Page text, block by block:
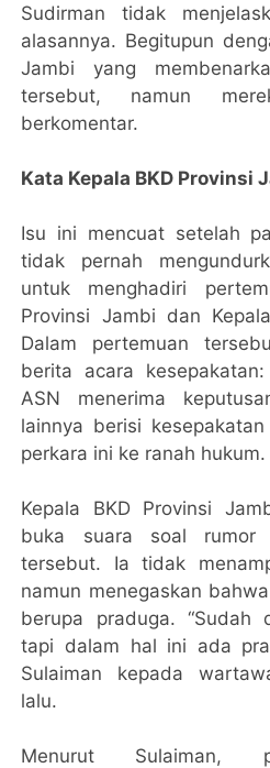
Sudirman tidak
alasannya. Begitupun
Jambi yang
tersebut, namun
berkomentar.
Kata Kepala BKD Provinsi
Isu ini mencuat setelah
tidak pernah
untuk menghadiri
Provinsi Jambi dan
Dalam pertemuan
berita acara
ASN menerima
lainnya berisi
perkara ini ke ranah hukum.
Kepala BKD Provinsi
buka suara soal rumor
tersebut. Ia tidak
namun menegaskan
berupa praduga. “Sudah
tapi dalam hal ini ada
Sulaiman kepada
lalu.
Menurut Sulaiman,